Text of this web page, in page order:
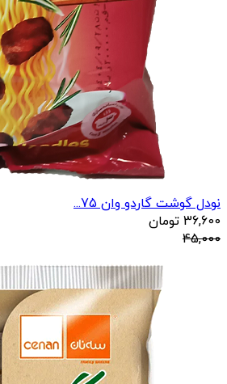
نودل گوشت گاردو وان 75...
36,600 تومان
45,000